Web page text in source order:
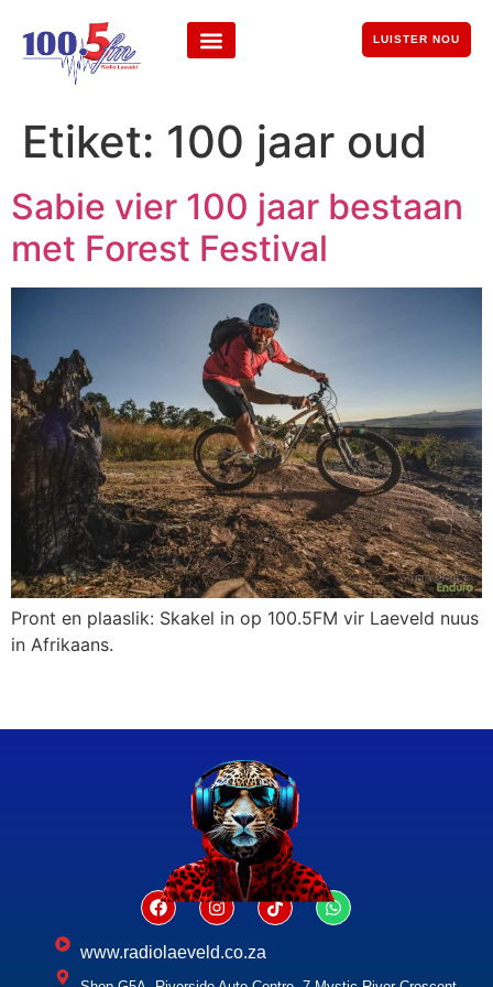
LUISTER NOU
Etiket: 100 jaar oud
Sabie vier 100 jaar bestaan
met Forest Festival
Pront en plaaslik: Skakel in op 100.5FM vir Laeveld nuus
in Afrikaans.
www.radiolaeveld.co.za